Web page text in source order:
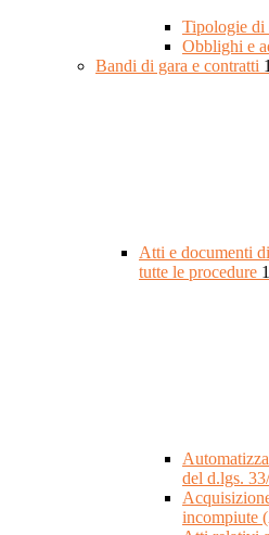
Tipologie di
Obblighi e
Bandi di gara e contratti
Atti e documenti
tutte le procedure
del d.lgs.
incompiute